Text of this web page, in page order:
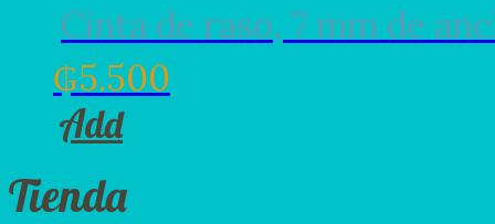
Cinta de raso, 7 mm de
₲5.500
Add
Tienda